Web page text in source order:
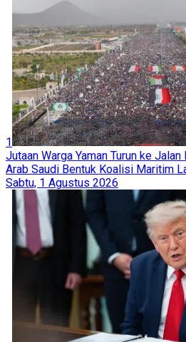
1
Jutaan Warga Yaman Turun ke
Arab Saudi Bentuk Koalisi Maritim
Sabtu, 1 Agustus 2026